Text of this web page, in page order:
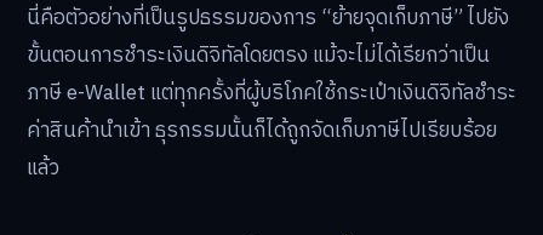
นี่คือตัวอย่างที่เป็นรูปธรรมของการ “ย้ายจุดเก็บภาษี” ไปยัง
ขั้นตอนการชำระเงินดิจิทัลโดยตรง แม้จะไม่ได้เรียกว่าเป็น
ภาษี e-Wallet แต่ทุกครั้งที่ผู้บริโภคใช้กระเป๋าเงินดิจิทัลชำระ
ค่าสินค้านำเข้า ธุรกรรมนั้นก็ได้ถูกจัดเก็บภาษีไปเรียบร้อย
แล้ว